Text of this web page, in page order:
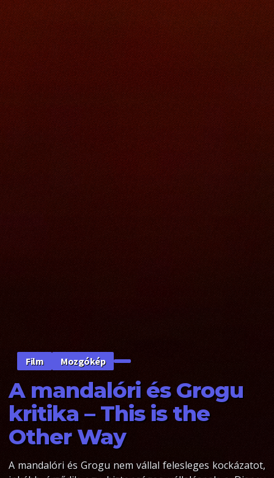
Film Mozgókép
A mandalóri és Grogu
kritika – This is the
Other Way
A mandalóri és Grogu nem vállal felesleges kockázatot,